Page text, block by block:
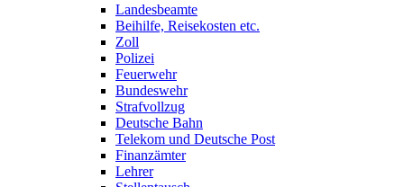
Landesbeamte
Beihilfe, Reisekosten etc.
Zoll
Polizei
Feuerwehr
Bundeswehr
Strafvollzug
Deutsche Bahn
Telekom und Deutsche Post
Finanzämter
Lehrer